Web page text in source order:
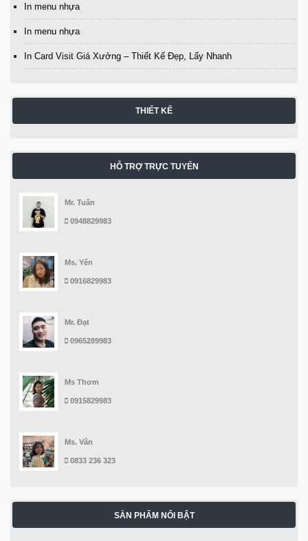
In menu nhựa
In menu nhựa
In Card Visit Giá Xưởng – Thiết Kế Đẹp, Lấy Nhanh
THIẾT KẾ
HỖ TRỢ TRỰC TUYẾN
Mr. Tuấn
0948829983
Ms. Yến
0916829983
Mr. Đạt
0965289983
Ms Thơm
0915829983
Ms. Vân
0833 236 323
SẢN PHẨM NỔI BẬT